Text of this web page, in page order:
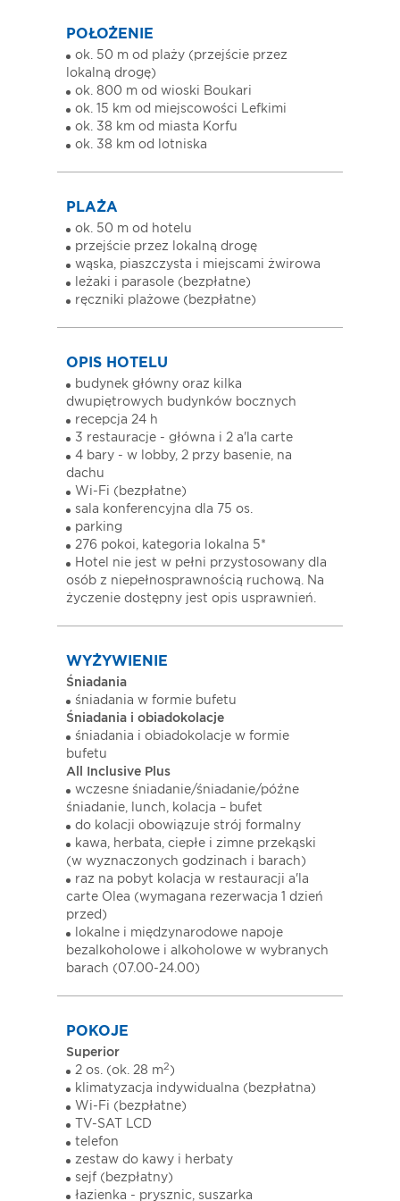
POŁOŻENIE
ok. 50 m od plaży (przejście przez
lokalną drogę)
ok. 800 m od wioski Boukari
ok. 15 km od miejscowości Lefkimi
ok. 38 km od miasta Korfu
ok. 38 km od lotniska
PLAŻA
ok. 50 m od hotelu
przejście przez lokalną drogę
wąska, piaszczysta i miejscami żwirowa
leżaki i parasole (bezpłatne)
ręczniki plażowe (bezpłatne)
OPIS HOTELU
budynek główny oraz kilka
dwupiętrowych budynków bocznych
recepcja 24 h
3 restauracje - główna i 2 a'la carte
4 bary - w lobby, 2 przy basenie, na
dachu
Wi-Fi (bezpłatne)
sala konferencyjna dla 75 os.
parking
276 pokoi, kategoria lokalna 5*
Hotel nie jest w pełni przystosowany dla
osób z niepełnosprawnością ruchową. Na
życzenie dostępny jest opis usprawnień.
WYŻYWIENIE
Śniadania
śniadania w formie bufetu
Śniadania i obiadokolacje
śniadania i obiadokolacje w formie
bufetu
All Inclusive Plus
wczesne śniadanie/śniadanie/późne
śniadanie, lunch, kolacja – bufet
do kolacji obowiązuje strój formalny
kawa, herbata, ciepłe i zimne przekąski
(w wyznaczonych godzinach i barach)
raz na pobyt kolacja w restauracji a'la
carte Olea (wymagana rezerwacja 1 dzień
przed)
lokalne i międzynarodowe napoje
bezalkoholowe i alkoholowe w wybranych
barach (07.00-24.00)
POKOJE
Superior
2 os. (ok. 28 m2 )
klimatyzacja indywidualna (bezpłatna)
Wi-Fi (bezpłatne)
TV-SAT LCD
telefon
zestaw do kawy i herbaty
sejf (bezpłatny)
łazienka - prysznic, suszarka